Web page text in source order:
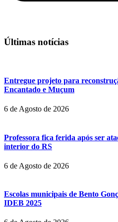
Últimas notícias
Entregue projeto para
Encantado e Muçum
6 de Agosto de 2026
Professora fica ferida após ser
interior do RS
6 de Agosto de 2026
Escolas municipais de Bento
IDEB 2025